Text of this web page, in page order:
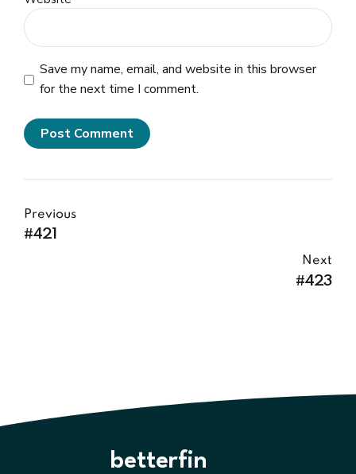
Save my name, email, and website in this browser
for the next time I comment.
Post Comment
Previous
#421
Next
#423
betterfin